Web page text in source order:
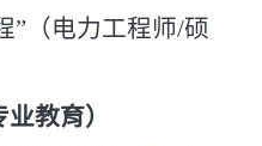
”（电力工程师/硕
教育）